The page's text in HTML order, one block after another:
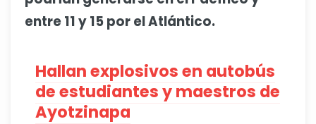
entre 11 y 15 por el Atlántico.
Hallan explosivos en autobús
de estudiantes y maestros de
Ayotzinapa